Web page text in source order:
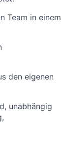
Team in einem
den eigenen
unabhängig